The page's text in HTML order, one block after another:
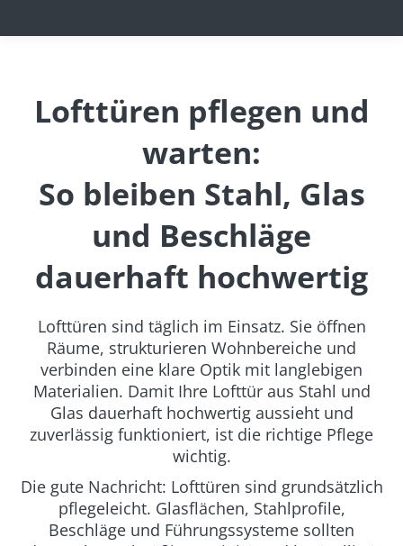
Lofttüren pflegen und
warten:
So bleiben Stahl, Glas
und Beschläge
dauerhaft hochwertig
Lofttüren sind täglich im Einsatz. Sie öffnen
Räume, strukturieren Wohnbereiche und
verbinden eine klare Optik mit langlebigen
Materialien. Damit Ihre Lofttür aus Stahl und
Glas dauerhaft hochwertig aussieht und
zuverlässig funktioniert, ist die richtige Pflege
wichtig.
Die gute Nachricht: Lofttüren sind grundsätzlich
pflegeleicht. Glasflächen, Stahlprofile,
Beschläge und Führungssysteme sollten